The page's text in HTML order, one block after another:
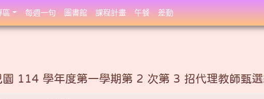
園 114 學年度第一學期第 2 次第 3 招代理教師甄
區 每週一句 圖書館 課程計畫 午餐 差勤